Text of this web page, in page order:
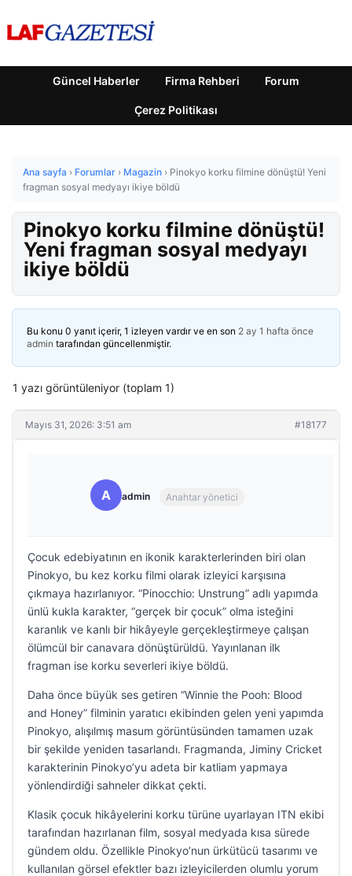
Güncel Haberler Firma Rehberi Forum
Çerez Politikası
Ana sayfa › Forumlar › Magazin › Pinokyo korku filmine dönüştü! Yeni
fragman sosyal medyayı ikiye böldü
Pinokyo korku filmine dönüştü!
Yeni fragman sosyal medyayı
ikiye böldü
Bu konu 0 yanıt içerir, 1 izleyen vardır ve en son 2 ay 1 hafta önce
admin tarafından güncellenmiştir.
1 yazı görüntüleniyor (toplam 1)
Mayıs 31, 2026: 3:51 am #18177
A admin Anahtar yönetici
Çocuk edebiyatının en ikonik karakterlerinden biri olan
Pinokyo, bu kez korku filmi olarak izleyici karşısına
çıkmaya hazırlanıyor. “Pinocchio: Unstrung” adlı yapımda
ünlü kukla karakter, “gerçek bir çocuk” olma isteğini
karanlık ve kanlı bir hikâyeyle gerçekleştirmeye çalışan
ölümcül bir canavara dönüştürüldü. Yayınlanan ilk
fragman ise korku severleri ikiye böldü.
Daha önce büyük ses getiren “Winnie the Pooh: Blood
and Honey” filminin yaratıcı ekibinden gelen yeni yapımda
Pinokyo, alışılmış masum görüntüsünden tamamen uzak
bir şekilde yeniden tasarlandı. Fragmanda, Jiminy Cricket
karakterinin Pinokyo’yu adeta bir katliam yapmaya
yönlendirdiği sahneler dikkat çekti.
Klasik çocuk hikâyelerini korku türüne uyarlayan ITN ekibi
tarafından hazırlanan film, sosyal medyada kısa sürede
gündem oldu. Özellikle Pinokyo’nun ürkütücü tasarımı ve
kullanılan görsel efektler bazı izleyicilerden olumlu yorum